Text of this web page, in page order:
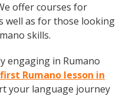
offer courses for
well as for those looking
skills.
engaging in Rumano
Rumano lesson in
your language journey